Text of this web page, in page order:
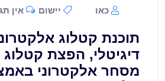
כאו יישום אין
תוכנת קטלוג
דיגיטלי, הפצת
מסחר אלקטרוני